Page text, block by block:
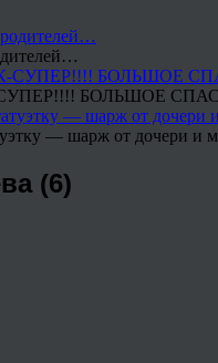
БОЛЬШОЕ
— шарж от дочери и
(6)